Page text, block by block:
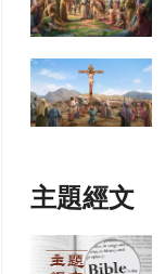
主題經文